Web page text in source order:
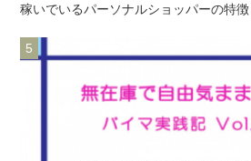
稼いでいるパーソナルショッパーの特